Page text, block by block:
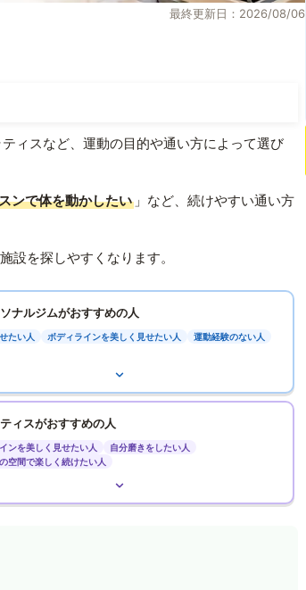
最終更新日：2026/08/06
ィスなど、運動の目的や通い方によって選び
ンで体を動かしたい 」など、続けやすい通い方
設を探しやすくなります。
ナルジムがおすすめの人
たい人 ボディラインを美しく見せたい人 運動経験のない人
ィスがおすすめの人
ンを美しく見せたい人
自分磨きをしたい人
空間で楽しく続けたい人